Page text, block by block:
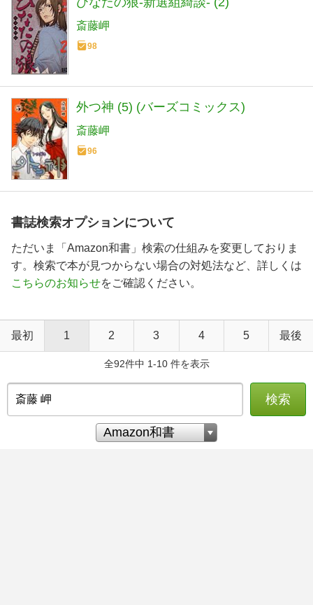
斎藤岬
98
外つ神 (5) (バーズコミックス)
斎藤岬
96
書誌検索オプションについて
ただいま「Amazon和書」検索の仕組みを変更しておりま
す。検索で本が見つからない場合の対処法など、詳しくは
こちらのお知らせをご確認ください。
最初 1 2 3 4 5 最後
全92件中 1-10 件を表示
検索